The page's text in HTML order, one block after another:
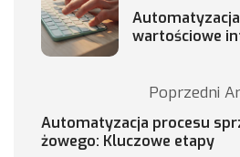
wartościowe
Poprzedni
Automatyzacja procesu
żowego: Kluczowe etapy